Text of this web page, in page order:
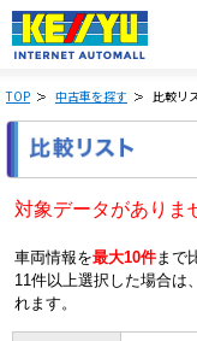
TOP 中古車を探す 比較リ
対象データがありま
車両情報を最大10件まで
11件以上選択した場合は
れます。